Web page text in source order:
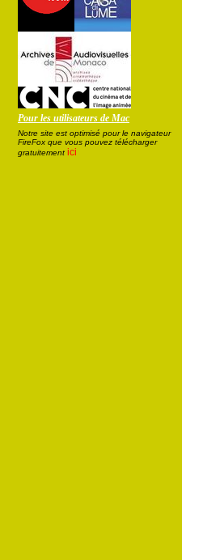
Pour les utilisateurs de Mac
Notre site est optimisé pour le navigateur
FireFox que vous pouvez télécharger
gratuitement ici